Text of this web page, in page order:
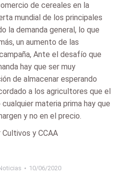
de cereales en la
mundial de los principales
la demanda general, lo que
un aumento de las
Ante el desafío que
hay que ser muy
de almacenar esperando
a los agricultores que el
materia prima hay que
y no en el precio.
y CCAA
10/06/2020